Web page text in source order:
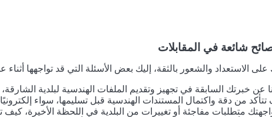
شائعة في المقابلات
الاستعداد والشعور بالثقة، إليك بعض الأسئلة التي قد تواجهها أثناء
عن خبرتك السابقة في تجهيز وتقديم الملفات الهندسية لبلدية
من دقة واكتمال المستندات الهندسية قبل تسليمها، سواء
واجهتك متطلبات مفاجئة أو تغييرات من البلدية في اللحظة الأخيرة،